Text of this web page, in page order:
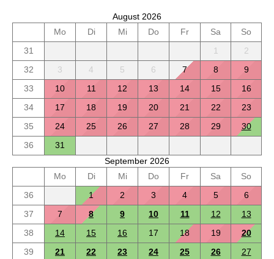
August 2026
Mo
Di Mi Do Fr Sa
So
31
1
2
32
3 4 5 6 7 8
9
33
10 11 12 13 14 15
16
34
17 18 19 20 21 22
23
35
24 25 26 27 28 29
30
36
31
September 2026
Mo
Di Mi Do Fr Sa
So
36
1 2 3 4 5
6
37
7 8 9 10 11 12
13
38
14 15 16 17 18 19
20
39
21 22 23 24 25 26
27